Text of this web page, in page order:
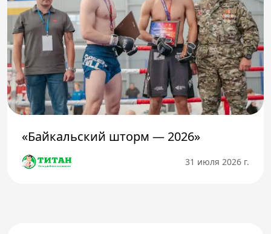
«Байкальский шторм — 2026»
31 июля 2026 г.